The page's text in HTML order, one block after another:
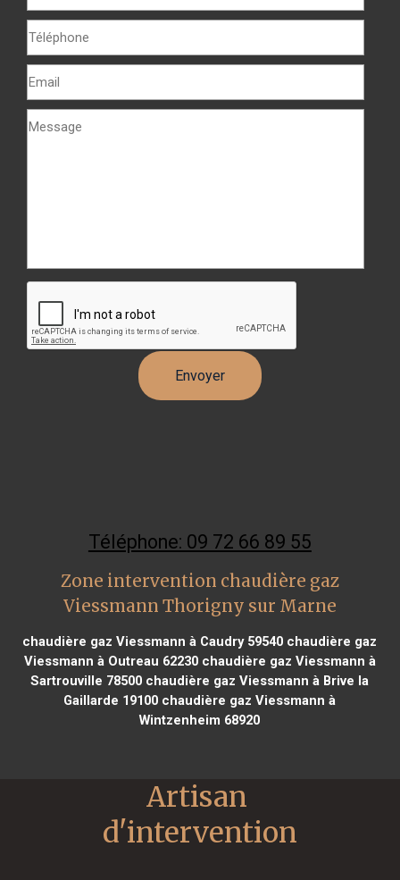
Téléphone: 09 72 66 89 55
Zone intervention chaudière gaz
Viessmann Thorigny sur Marne
chaudière gaz Viessmann à Caudry 59540 chaudière gaz
Viessmann à Outreau 62230chaudière gaz Viessmann à
Sartrouville 78500 chaudière gaz Viessmann à Brive la
Gaillarde 19100 chaudière gaz Viessmann à
Wintzenheim 68920
Artisan
d'intervention